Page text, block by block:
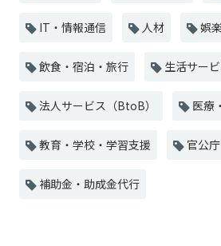
IT・情報通信 人材 娯
飲食・宿泊・旅行 生活サー
法人サービス（BtoB） 医療
教育・学校・学習支援 官公
補助金・助成金代行